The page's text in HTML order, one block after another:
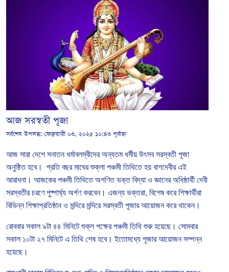
আজ সরস্বতী পূজা
সর্বশেষ উপলব্ধ: ফেব্রুয়ারী ০৩, ২০২৫ ১০:৪৩ পূর্বাহ্ন
আজ সারা দেশে সনাতন ধর্মাবলম্বীদের অন্যতম ধর্মীয় উৎসব সরস্বতী পূজা
অনুষ্ঠিত হবে। প্রতি বছর মাঘের শুক্লা পঞ্চমী তিথিতে হয় বাগদেবীর এই
আরাধনা। আজকের পঞ্চমী তিথিতে অগণিত ভক্ত বিদ্যা ও জ্ঞানের অধিষ্ঠার্থী দেবী
সরস্বতীর চরণে পুষ্পার্ঘ্য অর্পণ করবেন। এজন্য ভক্তরা, বিশেষ করে শিক্ষার্থীরা
বিভিন্ন শিক্ষাপ্রতিষ্ঠান ও মন্দিরে মন্দিরে সরস্বতী পূজার আয়োজন করে থাকেন।
রোববার সকাল ৯টা ৪৪ মিনিটে শুক্ল পক্ষের পঞ্চমী তিথি শুরু হয়েছে। সোমবার
সকাল ১০টা ২৭ মিনিটে এ তিথি শেষ হবে। ইতোমধ্যে পূজার আয়োজন সম্পন্ন
হয়েছে।